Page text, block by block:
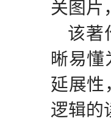
关图片
该著
晰易
延展性
逻辑的